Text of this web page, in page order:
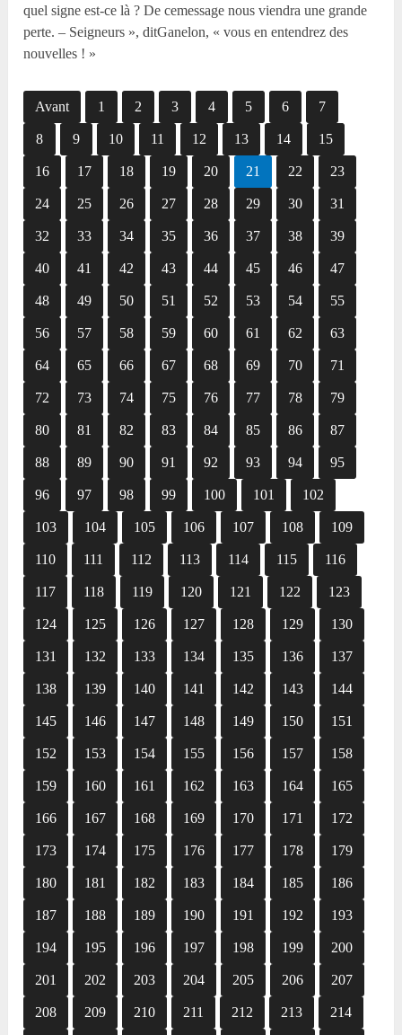
quel signe est-ce là ? De cemessage nous viendra une grande
perte. – Seigneurs », ditGanelon, « vous en entendrez des
nouvelles ! »
Avant 1 2 3 4 5 6 7
8 9 10 11 12 13 14 15
16 17 18 19 20 21 22 23
24 25 26 27 28 29 30 31
32 33 34 35 36 37 38 39
40 41 42 43 44 45 46 47
48 49 50 51 52 53 54 55
56 57 58 59 60 61 62 63
64 65 66 67 68 69 70 71
72 73 74 75 76 77 78 79
80 81 82 83 84 85 86 87
88 89 90 91 92 93 94 95
96 97 98 99 100 101 102
103 104 105 106 107 108 109
110 111 112 113 114 115 116
117 118 119 120 121 122 123
124 125 126 127 128 129 130
131 132 133 134 135 136 137
138 139 140 141 142 143 144
145 146 147 148 149 150 151
152 153 154 155 156 157 158
159 160 161 162 163 164 165
166 167 168 169 170 171 172
173 174 175 176 177 178 179
180 181 182 183 184 185 186
187 188 189 190 191 192 193
194 195 196 197 198 199 200
201 202 203 204 205 206 207
208 209 210 211 212 213 214